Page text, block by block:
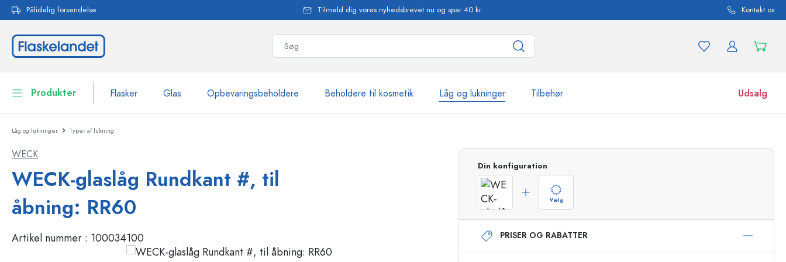
Gå til hovednavigation
Pålidelig forsendelse Tilmeld dig vores nyhedsbrevet nu og spar 40 kr. Kontakt os
Produkter Flasker Glas Opbevaringsbeholdere Beholdere til kosmetik Låg og lukninger Tilbehør Udsalg
Flasker
Opbevaringsbeholdere
Bordservice
Beholdere til kosmetik
Flasker efter mærke
WECK-flasker
Flasker med patentprop
Sprayflasker
Airless-dispensere
Roll-on flasker
Glas
Låg og lukninger Typer af lukning
WECK
WECK-glaslåg Rundkant #, til
åbning: RR60
Artikel nummer : 100034100
Din konfiguration
Vælg
PRISER OG RABATTER